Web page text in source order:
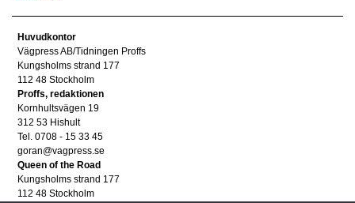
Huvudkontor
Vägpress AB/Tidningen Proffs
Kungsholms strand 177
112 48 Stockholm
Proffs, redaktionen
Kornhultsvägen 19
312 53 Hishult
Tel. 0708 - 15 33 45
goran@vagpress.se
Queen of the Road
Kungsholms strand 177
112 48 Stockholm